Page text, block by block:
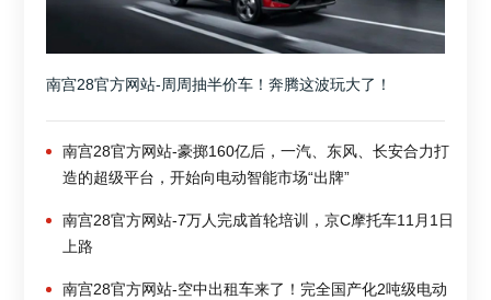
南宫28官方网站-周周抽半价车！奔腾这波玩大了！
南宫28官方网站-豪掷160亿后，一汽、东风、长安合力打
造的超级平台，开始向电动智能市场“出牌”
南宫28官方网站-7万人完成首轮培训，京C摩托车11月1日
上路
南宫28官方网站-空中出租车来了！完全国产化2吨级电动